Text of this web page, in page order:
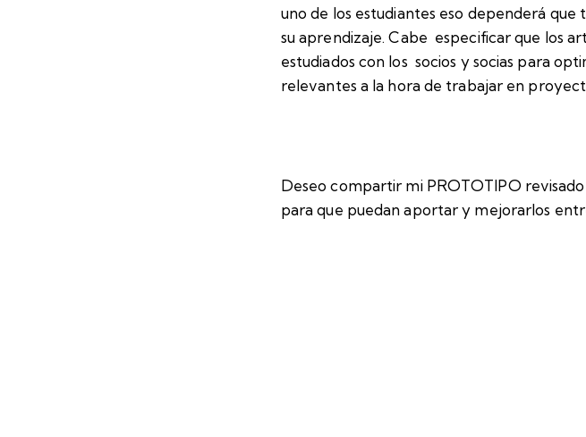
uno de los estudiantes eso dependerá
su aprendizaje. Cabe especificar que los
estudiados con los socios y socias para
relevantes a la hora de trabajar en
Deseo compartir mi PROTOTIPO
para que puedan aportar y mejorarlos